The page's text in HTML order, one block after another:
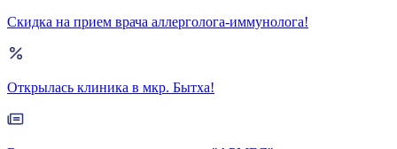
Скидка на прием врача аллерголога-иммунолога!
Открылась клиника в мкр. Бытха!